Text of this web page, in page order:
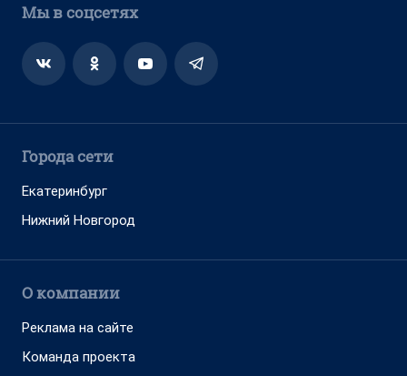
Мы в соцсетях
Города сети
Екатеринбург
Нижний Новгород
О компании
Реклама на сайте
Команда проекта